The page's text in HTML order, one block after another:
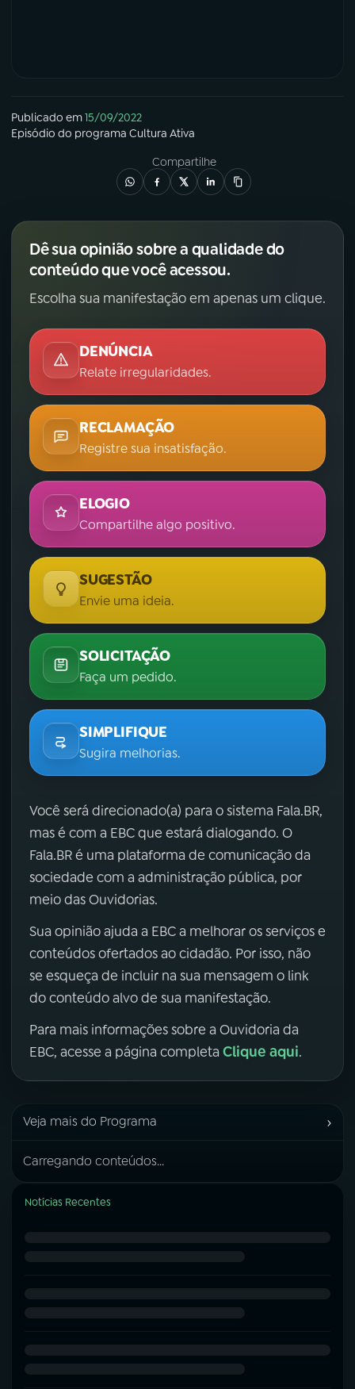
Publicado em15/09/2022
Episódio do programa Cultura Ativa
Compartilhe
Dê sua opinião sobre a qualidade do
conteúdo que você acessou.
Escolha sua manifestação em apenas um clique.
DENÚNCIA
Relate irregularidades.
RECLAMAÇÃO
Registre sua insatisfação.
ELOGIO
Compartilhe algo positivo.
SUGESTÃO
Envie uma ideia.
SOLICITAÇÃO
Faça um pedido.
SIMPLIFIQUE
Sugira melhorias.
Você será direcionado(a) para o sistema Fala.BR,
mas é com a EBC que estará dialogando. O
Fala.BR é uma plataforma de comunicação da
sociedade com a administração pública, por
meio das Ouvidorias.
Sua opinião ajuda a EBC a melhorar os serviços e
conteúdos ofertados ao cidadão. Por isso, não
se esqueça de incluir na sua mensagem o link
do conteúdo alvo de sua manifestação.
Para mais informações sobre a Ouvidoria da
EBC, acesse a página completa Clique aqui.
Veja mais do Programa ›
Carregando conteúdos...
Notícias Recentes